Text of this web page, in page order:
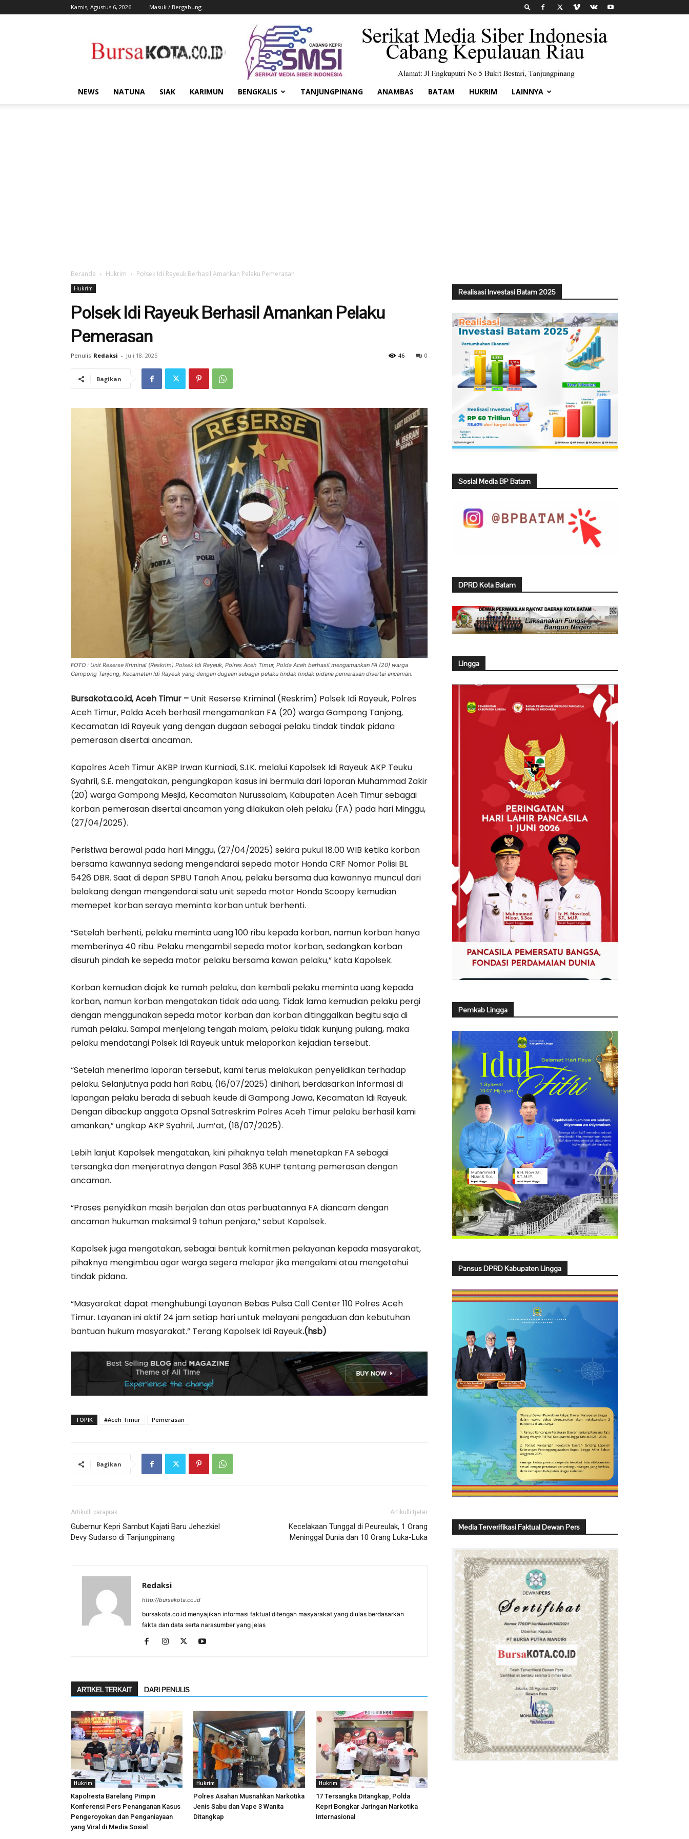
Kamis, Agustus 6, 2026 Masuk / Bergabung
Kota
NEWS NATUNA SIAK KARIMUN BENGKALIS TANJUNGPINANG ANAMBAS BATAM HUKRIM LAINNYA
Beranda Hukrim Polsek Idi Rayeuk Berhasil Amankan Pelaku Pemerasan
Hukrim
Polsek Idi Rayeuk Berhasil Amankan Pelaku
Pemerasan
Penulis Redaksi - Juli 18, 2025 0
46
Bagikan
FOTO : Unit Reserse Kriminal (Reskrim) Polsek Idi Rayeuk, Polres Aceh Timur, Polda Aceh berhasil mengamankan FA (20) warga
Gampong Tanjong, Kecamatan Idi Rayeuk yang dengan dugaan sebagai pelaku tindak tindak pidana pemerasan disertai ancaman.
Bursakota.co.id, Aceh Timur – Unit Reserse Kriminal (Reskrim) Polsek Idi Rayeuk, Polres
Aceh Timur, Polda Aceh berhasil mengamankan FA (20) warga Gampong Tanjong,
Kecamatan Idi Rayeuk yang dengan dugaan sebagai pelaku tindak tindak pidana
pemerasan disertai ancaman.
Kapolres Aceh Timur AKBP Irwan Kurniadi, S.I.K. melalui Kapolsek Idi Rayeuk AKP Teuku
Syahril, S.E. mengatakan, pengungkapan kasus ini bermula dari laporan Muhammad Zakir
(20) warga Gampong Mesjid, Kecamatan Nurussalam, Kabupaten Aceh Timur sebagai
korban pemerasan disertai ancaman yang dilakukan oleh pelaku (FA) pada hari Minggu,
(27/04/2025).
Peristiwa berawal pada hari Minggu, (27/04/2025) sekira pukul 18.00 WIB ketika korban
bersama kawannya sedang mengendarai sepeda motor Honda CRF Nomor Polisi BL
5426 DBR. Saat di depan SPBU Tanah Anou, pelaku bersama dua kawannya muncul dari
belakang dengan mengendarai satu unit sepeda motor Honda Scoopy kemudian
memepet korban seraya meminta korban untuk berhenti.
“Setelah berhenti, pelaku meminta uang 100 ribu kepada korban, namun korban hanya
memberinya 40 ribu. Pelaku mengambil sepeda motor korban, sedangkan korban
disuruh pindah ke sepeda motor pelaku bersama kawan pelaku,” kata Kapolsek.
Korban kemudian diajak ke rumah pelaku, dan kembali pelaku meminta uang kepada
korban, namun korban mengatakan tidak ada uang. Tidak lama kemudian pelaku pergi
dengan menggunakan sepeda motor korban dan korban ditinggalkan begitu saja di
rumah pelaku. Sampai menjelang tengah malam, pelaku tidak kunjung pulang, maka
pelaku mendatangi Polsek Idi Rayeuk untuk melaporkan kejadian tersebut.
“Setelah menerima laporan tersebut, kami terus melakukan penyelidikan terhadap
pelaku. Selanjutnya pada hari Rabu, (16/07/2025) dinihari, berdasarkan informasi di
lapangan pelaku berada di sebuah keude di Gampong Jawa, Kecamatan Idi Rayeuk.
Dengan dibackup anggota Opsnal Satreskrim Polres Aceh Timur pelaku berhasil kami
amankan,” ungkap AKP Syahril, Jum’at, (18/07/2025).
Lebih lanjut Kapolsek mengatakan, kini pihaknya telah menetapkan FA sebagai
tersangka dan menjeratnya dengan Pasal 368 KUHP tentang pemerasan dengan
ancaman.
“Proses penyidikan masih berjalan dan atas perbuatannya FA diancam dengan
ancaman hukuman maksimal 9 tahun penjara,” sebut Kapolsek.
Kapolsek juga mengatakan, sebagai bentuk komitmen pelayanan kepada masyarakat,
pihaknya mengimbau agar warga segera melapor jika mengalami atau mengetahui
tindak pidana.
“Masyarakat dapat menghubungi Layanan Bebas Pulsa Call Center 110 Polres Aceh
Timur. Layanan ini aktif 24 jam setiap hari untuk melayani pengaduan dan kebutuhan
bantuan hukum masyarakat.” Terang Kapolsek Idi Rayeuk.(hsb)
TOPIK #Aceh Timur Pemerasan
Bagikan
Artikulli paraprak
Gubernur Kepri Sambut Kajati Baru Jehezkiel
Devy Sudarso di Tanjungpinang
Artikulli tjetër
Kecelakaan Tunggal di Peureulak, 1 Orang
Meninggal Dunia dan 10 Orang Luka-Luka
Redaksi
http://bursakota.co.id
bursakota.co.id menyajikan informasi faktual ditengah masyarakat yang diulas berdasarkan
fakta dan data serta narasumber yang jelas
ARTIKEL TERKAIT DARI PENULIS
Hukrim
Kapolresta Barelang Pimpin
Konferensi Pers Penanganan Kasus
Pengeroyokan dan Penganiayaan
yang Viral di Media Sosial
Hukrim
Polres Asahan Musnahkan Narkotika
Jenis Sabu dan Vape 3 Wanita
Ditangkap
Hukrim
17 Tersangka Ditangkap, Polda
Kepri Bongkar Jaringan Narkotika
Internasional
Realisasi Investasi Batam 2025
Sosial Media BP Batam
DPRD Kota Batam
Lingga
Pemkab Lingga
Pansus DPRD Kabupaten Lingga
Media Terverifikasi Faktual Dewan Pers